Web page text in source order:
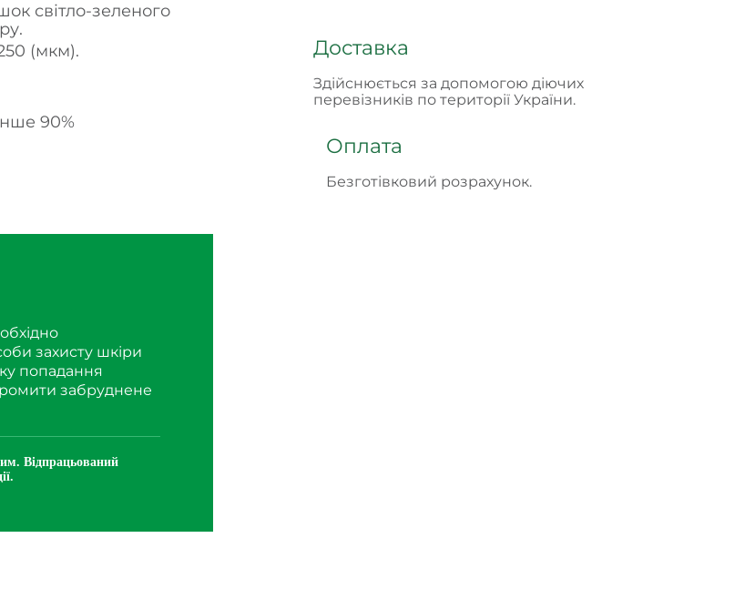
світло-зеленого
(мкм).
90%
захисту шкіри
попадання
забруднене
Відпрацьований
Доставка
Здійснюється за допомогою діючих
перевізників по території України.
Оплата
Безготівковий розрахунок.